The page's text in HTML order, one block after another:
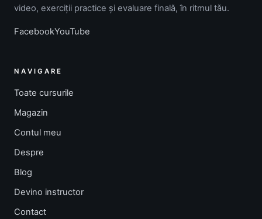
video, exerciții practice și evaluare finală, în ritmul tău.
FacebookYouTube
NAVIGARE
Toate cursurile
Magazin
Contul meu
Despre
Blog
Devino instructor
Contact